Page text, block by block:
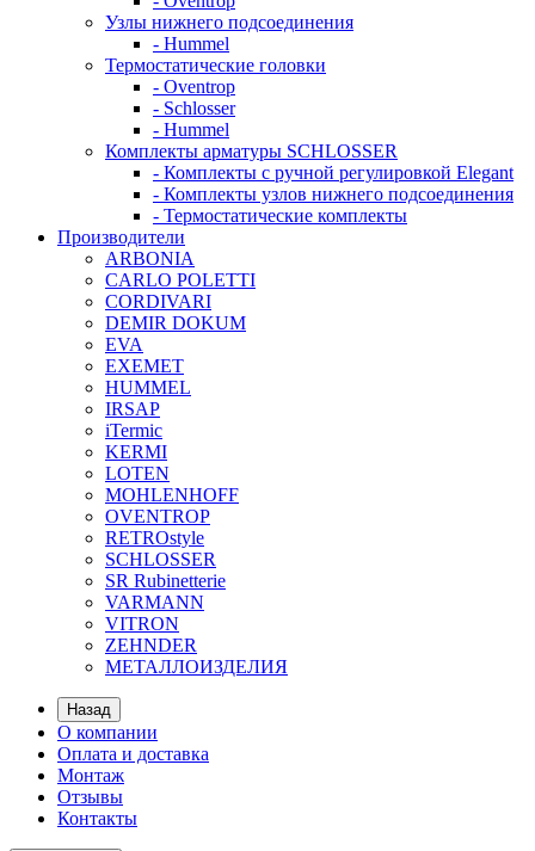
Узлы нижнего подсоединения
- Hummel
Термостатические головки
- Oventrop
- Schlosser
- Hummel
Комплекты арматуры SCHLOSSER
- Комплекты с ручной регулировкой Elegant
- Комплекты узлов нижнего подсоединения
- Термостатические комплекты
Производители
ARBONIA
CARLO POLETTI
CORDIVARI
DEMIR DOKUM
EVA
EXEMET
HUMMEL
IRSAP
iTermic
KERMI
LOTEN
MOHLENHOFF
OVENTROP
RETROstyle
SCHLOSSER
SR Rubinetterie
VARMANN
VITRON
ZEHNDER
МЕТАЛЛОИЗДЕЛИЯ
Назад
О компании
Оплата и доставка
Монтаж
Отзывы
Контакты